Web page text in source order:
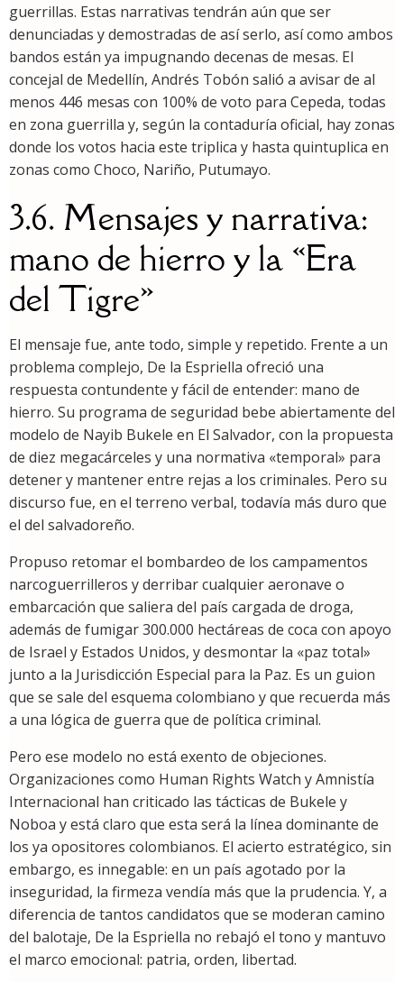
guerrillas. Estas narrativas tendrán aún que ser
denunciadas y demostradas de así serlo, así como ambos
bandos están ya impugnando decenas de mesas. El
concejal de Medellín, Andrés Tobón salió a avisar de al
menos 446 mesas con 100% de voto para Cepeda, todas
en zona guerrilla y, según la contaduría oficial, hay zonas
donde los votos hacia este triplica y hasta quintuplica en
zonas como Choco, Nariño, Putumayo.
3.6. Mensajes y narrativa:
mano de hierro y la «Era
del Tigre»
El mensaje fue, ante todo, simple y repetido. Frente a un
problema complejo, De la Espriella ofreció una
respuesta contundente y fácil de entender: mano de
hierro. Su programa de seguridad bebe abiertamente del
modelo de Nayib Bukele en El Salvador, con la propuesta
de diez megacárceles y una normativa «temporal» para
detener y mantener entre rejas a los criminales. Pero su
discurso fue, en el terreno verbal, todavía más duro que
el del salvadoreño.
Propuso retomar el bombardeo de los campamentos
narcoguerrilleros y derribar cualquier aeronave o
embarcación que saliera del país cargada de droga,
además de fumigar 300.000 hectáreas de coca con apoyo
de Israel y Estados Unidos, y desmontar la «paz total»
junto a la Jurisdicción Especial para la Paz. Es un guion
que se sale del esquema colombiano y que recuerda más
a una lógica de guerra que de política criminal.
Pero ese modelo no está exento de objeciones.
Organizaciones como Human Rights Watch y Amnistía
Internacional han criticado las tácticas de Bukele y
Noboa y está claro que esta será la línea dominante de
los ya opositores colombianos. El acierto estratégico, sin
embargo, es innegable: en un país agotado por la
inseguridad, la firmeza vendía más que la prudencia. Y, a
diferencia de tantos candidatos que se moderan camino
del balotaje, De la Espriella no rebajó el tono y mantuvo
el marco emocional: patria, orden, libertad.